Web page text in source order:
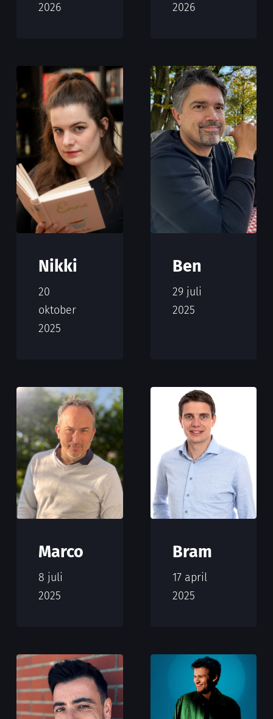
2026
2026
Nikki
20
oktober
2025
Ben
29 juli
2025
Marco
8 juli
2025
Bram
17 april
2025